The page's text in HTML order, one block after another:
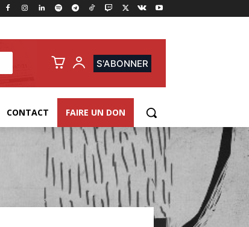
S'ABONNER
CONTACT FAIRE UN DON